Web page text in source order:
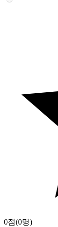
0점(0명)